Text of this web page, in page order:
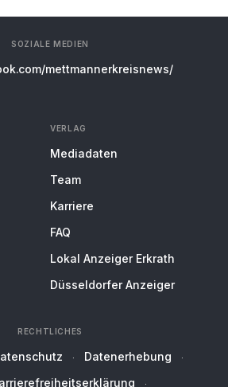
SOZIALE MEDIEN
mettmannerkreisnews/
VERLAG
Mediadaten
Team
Karriere
FAQ
Lokal Anzeiger Erkrath
Düsseldorfer Anzeiger
RECHTLICHES
Datenerhebung